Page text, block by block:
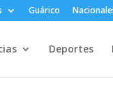
Guárico
Deportes